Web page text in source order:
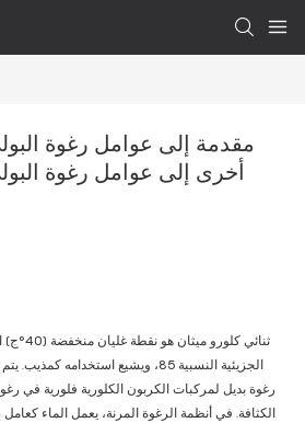
مقدمة إلى عوامل رغوة
أخرى إلى عوامل رغوة
ثنائي
الجزيئية النسبية 85، ويشيع
رغوة بديل لمركبات الكربون الكلورية فلورية في
الكثافة. في أنظمة الرغوة المرنة، يعمل الماء